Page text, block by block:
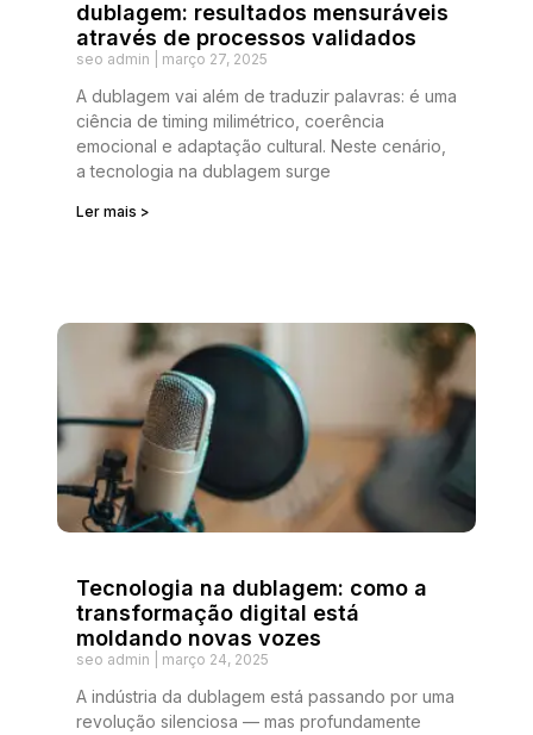
dublagem: resultados mensuráveis
através de processos validados
seo admin março 27, 2025
A dublagem vai além de traduzir palavras: é uma
ciência de timing milimétrico, coerência
emocional e adaptação cultural. Neste cenário,
a tecnologia na dublagem surge
Ler mais >
Tecnologia na dublagem: como a
transformação digital está
moldando novas vozes
seo admin março 24, 2025
A indústria da dublagem está passando por uma
revolução silenciosa — mas profundamente